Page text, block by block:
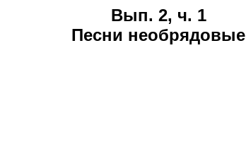
Вып. 2, ч. 1
Песни необрядовые